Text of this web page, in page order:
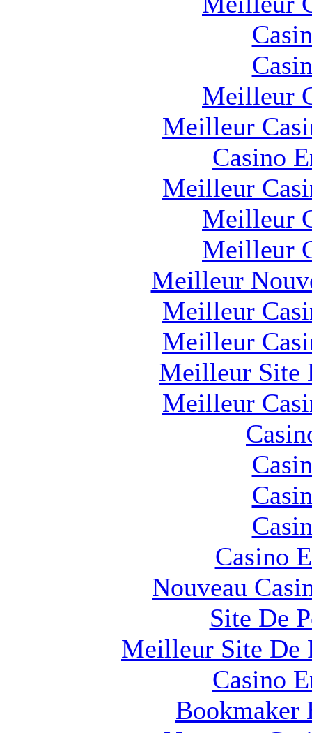
Meilleur
Meilleur
Casino
Meilleur
Meilleur
Meilleur
Meilleur
Meilleur
Meilleur
Meilleur Site
Meilleur
Casino
Nouveau
Site De
Meilleur Site De
Casino
Bookmaker